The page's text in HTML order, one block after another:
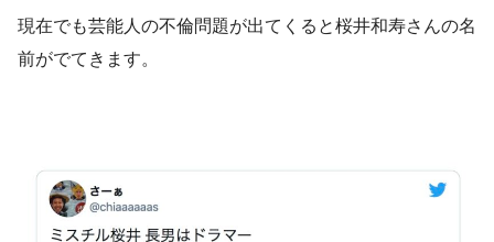
現在でも芸能人の不倫問題が出てくると桜井和寿さんの名
前がでてきます。